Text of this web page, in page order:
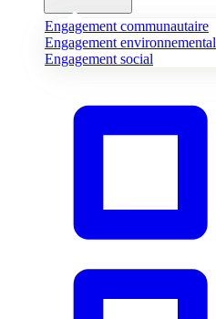
Engagement communautaire
Engagement environnemental
Engagement social